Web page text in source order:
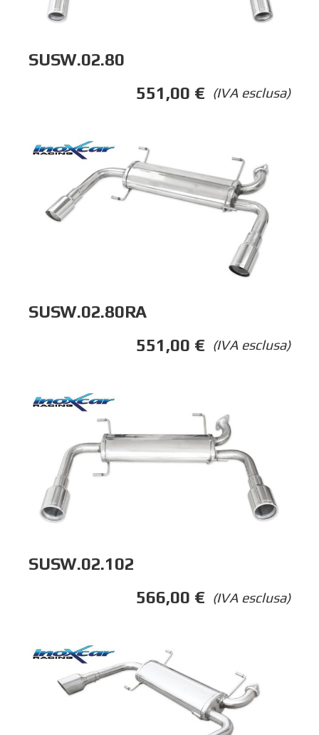
SUSW.02.80
(IVA esclusa)
551,00 €
SUSW.02.80RA
(IVA esclusa)
551,00 €
SUSW.02.102
(IVA esclusa)
566,00 €